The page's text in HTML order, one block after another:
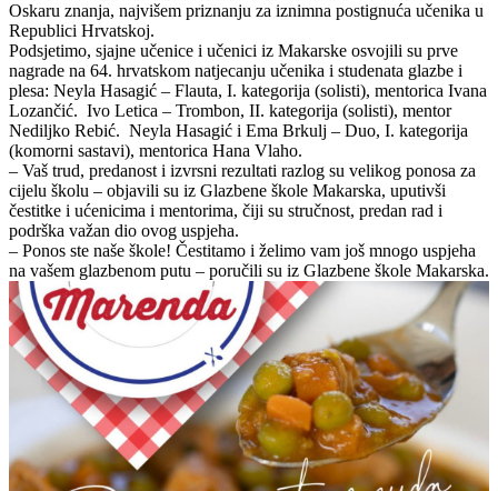
Oskaru znanja, najvišem priznanju za iznimna postignuća učenika u
Republici Hrvatskoj.
Podsjetimo, sjajne učenice i učenici iz Makarske osvojili su prve
nagrade na 64. hrvatskom natjecanju učenika i studenata glazbe i
plesa: Neyla Hasagić – Flauta, I. kategorija (solisti), mentorica Ivana
Lozančić. Ivo Letica – Trombon, II. kategorija (solisti), mentor
Nediljko Rebić. Neyla Hasagić i Ema Brkulj – Duo, I. kategorija
(komorni sastavi), mentorica Hana Vlaho.
– Vaš trud, predanost i izvrsni rezultati razlog su velikog ponosa za
cijelu školu – objavili su iz Glazbene škole Makarska, uputivši
čestitke i ućenicima i mentorima, čiji su stručnost, predan rad i
podrška važan dio ovog uspjeha.
– Ponos ste naše škole! Čestitamo i želimo vam još mnogo uspjeha
na vašem glazbenom putu – poručili su iz Glazbene škole Makarska.